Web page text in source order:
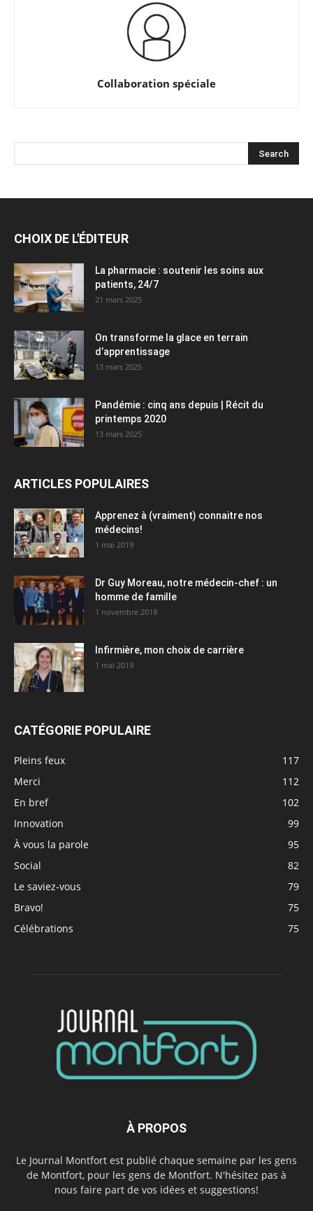
Collaboration spéciale
CHOIX DE L'ÉDITEUR
La pharmacie : soutenir les soins aux
patients, 24/7
21 mars 2025
On transforme la glace en terrain
d’apprentissage
13 mars 2025
Pandémie : cinq ans depuis | Récit du
printemps 2020
13 mars 2025
ARTICLES POPULAIRES
Apprenez à (vraiment) connaitre nos
médecins!
1 mai 2019
Dr Guy Moreau, notre médecin-chef : un
homme de famille
1 novembre 2018
Infirmière, mon choix de carrière
1 mai 2019
CATÉGORIE POPULAIRE
Pleins feux
117
Merci
112
En bref
102
Innovation
99
À vous la parole
95
Social
82
Le saviez-vous
79
Bravo!
75
Célébrations
75
À PROPOS
Le Journal Montfort est publié chaque semaine par les gens
de Montfort, pour les gens de Montfort. N'hésitez pas à
nous faire part de vos idées et suggestions!